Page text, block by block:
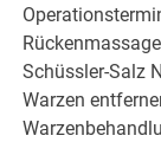
Rückenmassage
Schüssler-Salz
Warzen